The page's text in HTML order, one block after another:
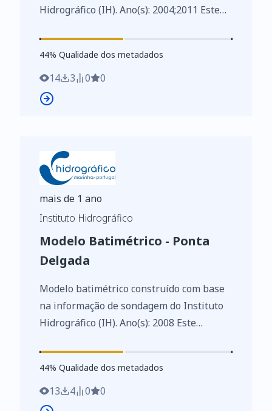
Hidrográfico (IH). Ano(s): 2004;2011 Este
de Dados de Elevado Valor/HVD
identificados de acordo com o
Regulamento de Execução n.º 2023/138 da
Diretiva (UE) 2019/1024, relativa aos
44%
44% Qualidade dos metadados
14 3 0 0
mais de 1 ano
Instituto Hidrográfico
Modelo Batimétrico - Ponta
Delgada
Modelo batimétrico construído com base
na informação de sondagem do Instituto
Hidrográfico (IH). Ano(s): 2008 Este
de Dados de Elevado Valor/HVD
identificados de acordo com o
Regulamento de Execução n.º 2023/138 da
Diretiva (UE) 2019/1024, relativa aos
44%
44% Qualidade dos metadados
13 4 0 0